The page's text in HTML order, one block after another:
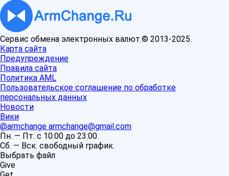
Сервис обмена электронных валют.© 2013-2025.
Карта сайта
Предупреждение
Правила сайта
Политика AML
Пользовательское соглашение по обработке
персональных данных
Новости
Вики
@armchange armchange@gmail.com
Пн. — Пт. с 10:00 до 23:00.
Сб. — Вск. свободный график.
Выбрать файл
Give